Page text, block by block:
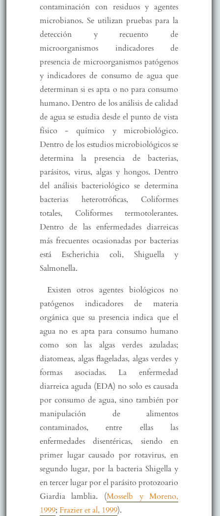
contaminación con residuos y agentes
microbianos. Se utilizan pruebas para la
detección y recuento de
microorganismos indicadores de
presencia de microorganismos patógenos
y indicadores de consumo de agua que
determinan si es apta o no para consumo
humano. Dentro de los análisis de calidad
de agua se estudia desde el punto de vista
físico - químico y microbiológico.
Dentro de los estudios microbiológicos se
determina la presencia de bacterias,
parásitos, virus, algas y hongos. Dentro
del análisis bacteriológico se determina
bacterias heterotróficas, Coliformes
totales, Coliformes termotolerantes.
Dentro de las enfermedades diarreicas
más frecuentes ocasionadas por bacterias
está Escherichia coli, Shiguella y
Salmonella.
Existen otros agentes biológicos no
patógenos indicadores de materia
orgánica que su presencia indica que el
agua no es apta para consumo humano
como son las algas verdes azuladas;
diatomeas, algas flageladas, algas verdes y
formas asociadas. La enfermedad
diarreica aguda (EDA) no solo es causada
por consumo de agua, sino también por
manipulación de alimentos
contaminados, entre ellas las
enfermedades disentéricas, siendo en
primer lugar causado por rotavirus, en
segundo lugar, por la bacteria Shigella y
en tercer lugar por el parásito protozoario
Giardia lamblia. (Mosselb y Moreno,
1999; Frazier et al, 1999).